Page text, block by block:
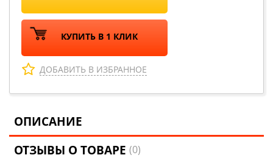
КУПИТЬ В 1 КЛИК
ДОБАВИТЬ В ИЗБРАННОЕ
ОПИСАНИЕ
ОТЗЫВЫ О ТОВАРЕ(0)